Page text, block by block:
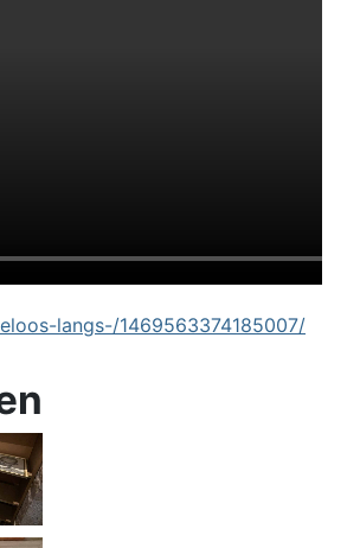
langs-/1469563374185007/